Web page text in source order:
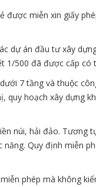
miễn xin giấy
dự án đầu tư xây
1/500 đã được cấp có
7 tầng và thuộc
hoạch xây dựng
núi, hải đảo. Tương
Quy định miễn
phép mà không